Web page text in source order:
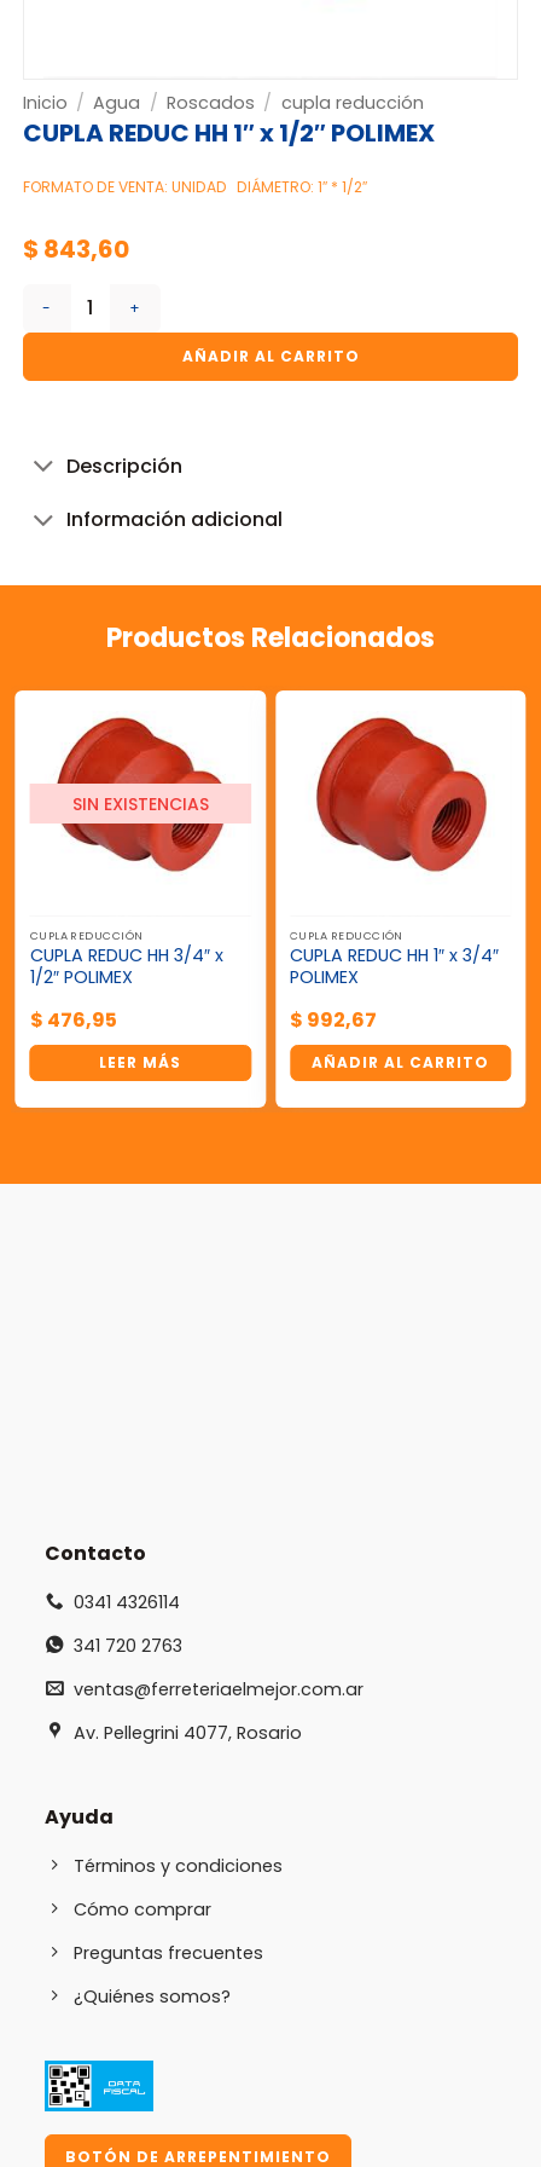
Inicio / Agua / Roscados / cupla reducción
CUPLA REDUC HH 1″ x 1/2″ POLIMEX
FORMATO DE VENTA: UNIDAD DIÁMETRO: 1″ * 1/2″
$ 843,60
CUPLA REDUC HH 1" x 1/2" POLIMEX cantidad
AÑADIR AL CARRITO
Descripción
Información adicional
Productos Relacionados
SIN EXISTENCIAS
CUPLA REDUCCIÓN
CUPLA REDUC HH 3/4″ x
1/2″ POLIMEX
$ 476,95
LEER MÁS
CUPLA REDUCCIÓN
CUPLA REDUC HH 1″ x 3/4″
POLIMEX
$ 992,67
AÑADIR AL CARRITO
Contacto
0341 4326114
341 720 2763
ventas@ferreteriaelmejor.com.ar
Av. Pellegrini 4077, Rosario
Ayuda
Términos y condiciones
Cómo comprar
Preguntas frecuentes
¿Quiénes somos?
BOTÓN DE ARREPENTIMIENTO